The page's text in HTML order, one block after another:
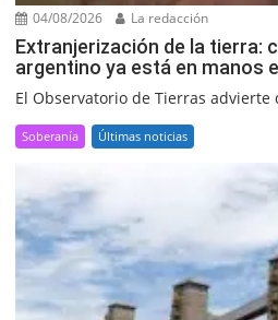
04/08/2026 La redacción
Extranjerización de la tierra:
argentino ya está en manos
El Observatorio de Tierras advierte
Soberanía Últimas noticias